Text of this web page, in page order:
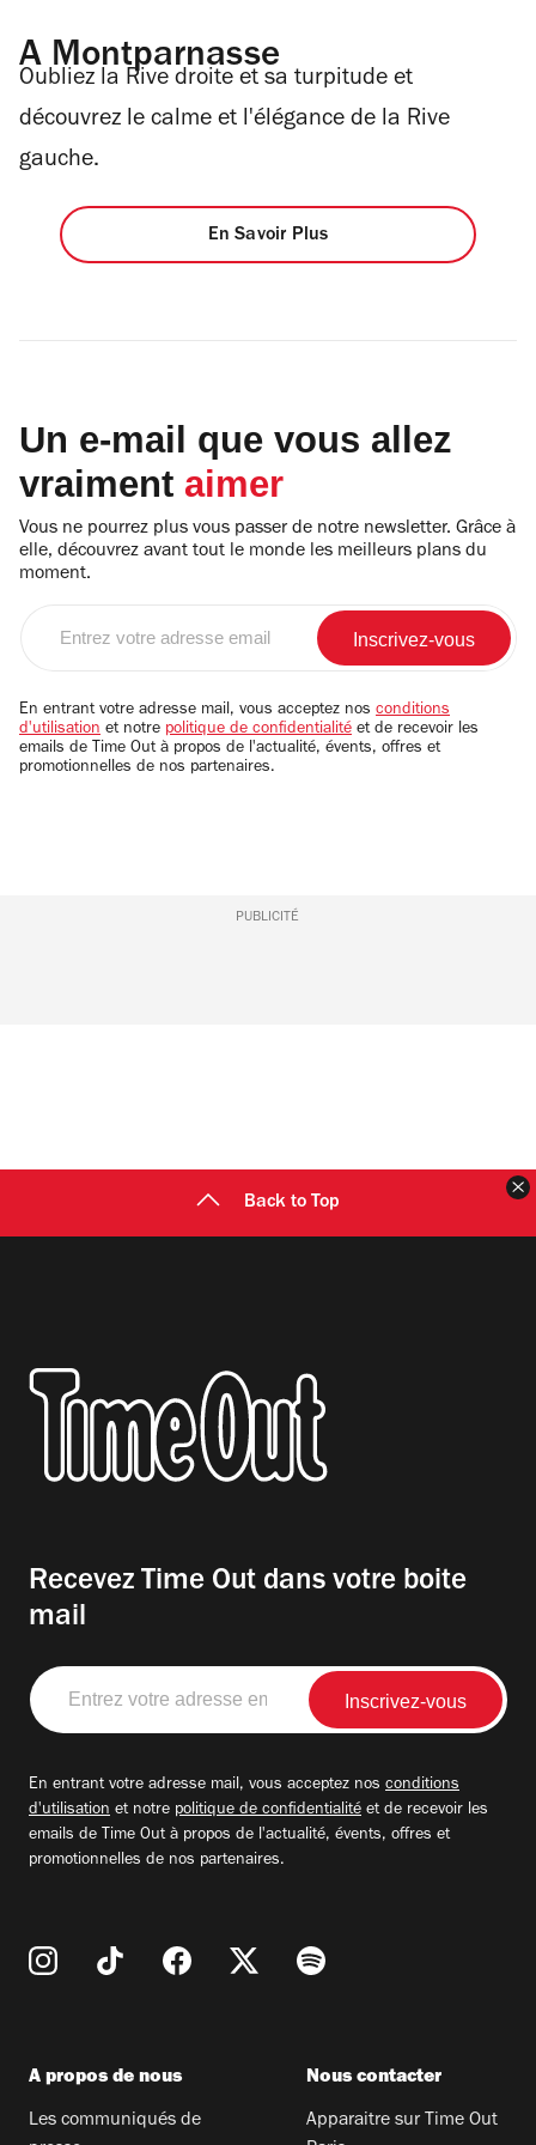
A Montparnasse
Oubliez la Rive droite et sa turpitude et
découvrez le calme et l'élégance de la Rive
gauche.
En Savoir Plus
Un e-mail que vous allez
vraiment aimer
Vous ne pourrez plus vous passer de notre newsletter. Grâce à
elle, découvrez avant tout le monde les meilleurs plans du
moment.
email
En entrant votre adresse mail, vous acceptez nos conditions
d'utilisation et notre politique de confidentialité et de recevoir les
emails de Time Out à propos de l'actualité, évents, offres et
promotionnelles de nos partenaires.
PUBLICITÉ
Back to Top
Recevez Time Out dans votre boite
mail
Entrez
votre
adresse
En entrant votre adresse mail, vous acceptez nos conditions
d'utilisation et notre politique de confidentialité et de recevoir les
emails de Time Out à propos de l'actualité, évents, offres et
promotionnelles de nos partenaires.
A propos de nous
Les communiqués de
Nous contacter
Apparaitre sur Time Out